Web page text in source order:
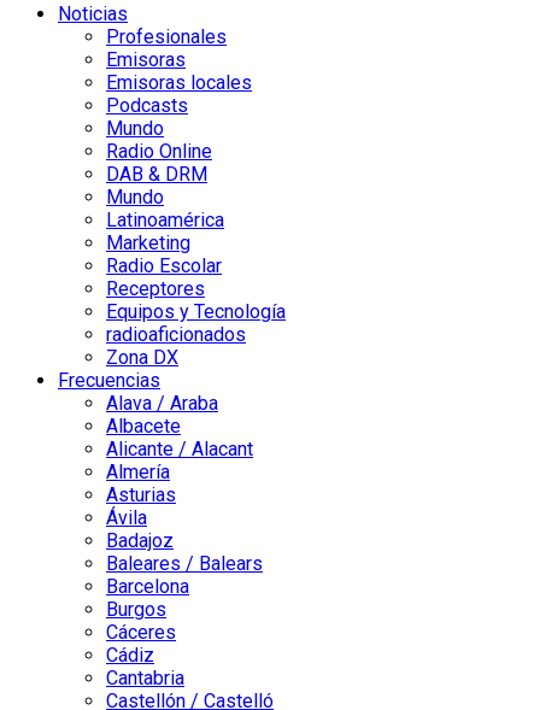
Noticias
Profesionales
Emisoras
Emisoras locales
Podcasts
Mundo
Radio Online
DAB & DRM
Mundo
Latinoamérica
Marketing
Radio Escolar
Receptores
Equipos y Tecnología
radioaficionados
Zona DX
Frecuencias
Alava / Araba
Albacete
Alicante / Alacant
Almería
Asturias
Ávila
Badajoz
Baleares / Balears
Barcelona
Burgos
Cáceres
Cádiz
Cantabria
Castellón / Castelló